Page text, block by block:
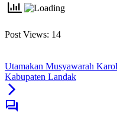
Post Views: 14
Utamakan Musyawarah
Kabupaten Landak